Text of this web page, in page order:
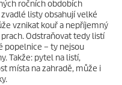
ročních obdobích
listy obsahují velké
vznikat kouř a nepříjemný
Odstraňovat tedy listí
popelnice – ty nejsou
Takže: pytel na listí,
místa na zahradě, může i